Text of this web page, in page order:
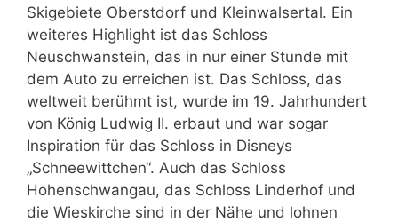
Skigebiete Oberstdorf und Kleinwalsertal. Ein
weiteres Highlight ist das Schloss
Neuschwanstein, das in nur einer Stunde mit
dem Auto zu erreichen ist. Das Schloss, das
weltweit berühmt ist, wurde im 19. Jahrhundert
von König Ludwig II. erbaut und war sogar
Inspiration für das Schloss in Disneys
„Schneewittchen“. Auch das Schloss
Hohenschwangau, das Schloss Linderhof und
die Wieskirche sind in der Nähe und lohnen